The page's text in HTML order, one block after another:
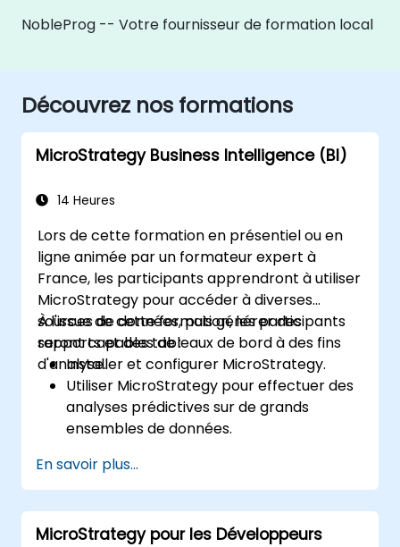
NobleProg -- Votre fournisseur de formation local
Découvrez nos formations
MicroStrategy Business Intelligence (BI)
14 Heures
Lors de cette formation en présentiel ou en
ligne animée par un formateur expert à
France, les participants apprendront à utiliser
MicroStrategy pour accéder à diverses
sources de données, puis générer des
rapports et des tableaux de bord à des fins
d'analyse.
À l'issue de cette formation, les participants
seront capables de :
Installer et configurer MicroStrategy.
Utiliser MicroStrategy pour effectuer des
analyses prédictives sur de grands
ensembles de données.
d'entrepôts de données, de fichiers Excel
et d'Apache Hadoop, puis les analyser.
Créer des rapports et des tableaux de
bord élaborés.
En savoir plus...
MicroStrategy pour les Développeurs